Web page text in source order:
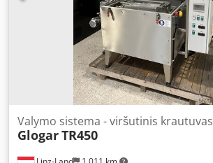
Valymo sistema - viršutinis krautuvas
GlogarTR450